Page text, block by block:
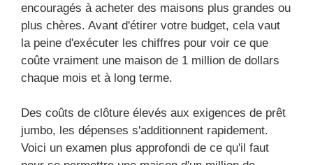
encouragés à acheter des maisons plus grandes ou
plus chères. Avant d'étirer votre budget, cela vaut
la peine d'exécuter les chiffres pour voir ce que
coûte vraiment une maison de 1 million de dollars
chaque mois et à long terme.
Des coûts de clôture élevés aux exigences de prêt
jumbo, les dépenses s'additionnent rapidement.
Voici un examen plus approfondi de ce qu'il faut